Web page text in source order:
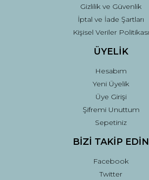
Gizlilik ve Güvenlik
İptal ve İade Şartları
Kişisel Veriler Politikası
ÜYELİK
Hesabım
Yeni Üyelik
Üye Girişi
Şifremi Unuttum
Sepetiniz
BİZİ TAKİP EDİN
Facebook
Twitter